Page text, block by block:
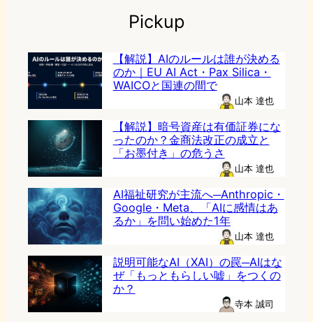
Pickup
【解説】AIのルールは誰が決める
のか｜EU AI Act・Pax Silica・
WAICOと国連の間で
山本 達也
【解説】暗号資産は有価証券にな
ったのか？金商法改正の成立と
「お墨付き」の危うさ
山本 達也
AI福祉研究が主流へ─Anthropic・
Google・Meta、「AIに感情はあ
るか」を問い始めた1年
山本 達也
説明可能なAI（XAI）の罠─AIはな
ぜ「もっともらしい嘘」をつくの
か？
寺本 誠司